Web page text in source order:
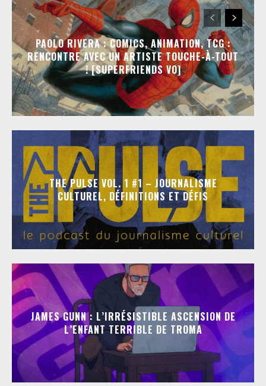
PAOLO RIVERA : COMICS, ANIMATION, TCG :
RENCONTRE AVEC UN ARTISTE TOUCHE-À-TOUT
! [SUPERFRIENDS VO]
THE PULSE VOL. 1 #1 – JOURNALISME
CULTUREL, DÉFINITIONS ET DÉFIS
JAMES GUNN : L’IRRÉSISTIBLE ASCENSION DE
L’ENFANT TERRIBLE DE TROMA